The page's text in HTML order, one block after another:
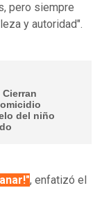
pero siempre
y autoridad".
del niño
, enfatizó el